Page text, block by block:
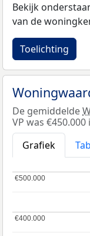
Bekijk
van de
Toelichting
De gemiddelde
VP was €450.000
Grafiek
€400.000
€400.000
€500.000
€500.000